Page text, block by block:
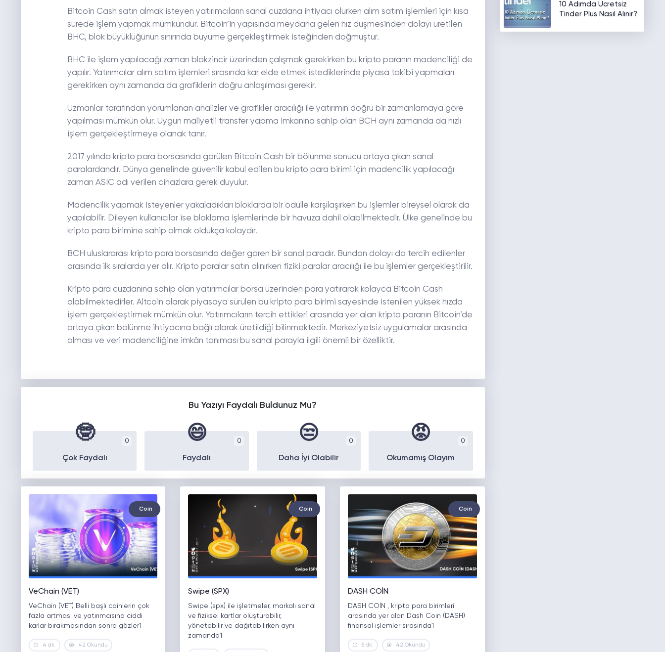
Bitcoin Cash satın almak isteyen yatırımcıların sanal cüzdana ihtiyacı olurken alım satım işlemleri için kısa
sürede işlem yapmak mümkündür. Bitcoin’in yapısında meydana gelen hız düşmesinden dolayı üretilen
BHC, blok büyüklüğünün sınırında büyüme gerçekleştirmek isteğinden doğmuştur.
BHC ile işlem yapılacağı zaman blokzincir üzerinden çalışmak gerekirken bu kripto paranın madenciliği de
yapılır. Yatırımcılar alım satım işlemleri sırasında kar elde etmek istediklerinde piyasa takibi yapmaları
gerekirken aynı zamanda da grafiklerin doğru anlaşılması gerekir.
Uzmanlar tarafından yorumlanan analizler ve grafikler aracılığı ile yatırımın doğru bir zamanlamaya göre
yapılması mümkün olur. Uygun maliyetli transfer yapma imkanına sahip olan BCH aynı zamanda da hızlı
işlem gerçekleştirmeye olanak tanır.
2017 yılında kripto para borsasında görülen Bitcoin Cash bir bölünme sonucu ortaya çıkan sanal
paralardandır. Dünya genelinde güvenilir kabul edilen bu kripto para birimi için madencilik yapılacağı
zaman ASIC adı verilen cihazlara gerek duyulur.
Madencilik yapmak isteyenler yakaladıkları bloklarda bir ödülle karşılaşırken bu işlemler bireysel olarak da
yapılabilir. Dileyen kullanıcılar ise bloklama işlemlerinde bir havuza dahil olabilmektedir. Ülke genelinde bu
kripto para birimine sahip olmak oldukça kolaydır.
BCH uluslararası kripto para borsasında değer gören bir sanal paradır. Bundan dolayı da tercih edilenler
arasında ilk sıralarda yer alır. Kripto paralar satın alınırken fiziki paralar aracılığı ile bu işlemler gerçekleştirilir.
Kripto para cüzdanına sahip olan yatırımcılar borsa üzerinden para yatırarak kolayca Bitcoin Cash
alabilmektedirler. Altcoin olarak piyasaya sürülen bu kripto para birimi sayesinde istenilen yüksek hızda
işlem gerçekleştirmek mümkün olur. Yatırımcıların tercih ettikleri arasında yer alan kripto paranın Bitcoin’de
ortaya çıkan bölünme ihtiyacına bağlı olarak üretildiği bilinmektedir. Merkeziyetsiz uygulamalar arasında
olması ve veri madenciliğine imkân tanıması bu sanal parayla ilgili önemli bir özelliktir.
Bu Yazıyı Faydalı Buldunuz Mu?
0
🤓
Çok Faydalı
0
😄
Faydalı
0
😒
Daha İyi Olabilir
0
😡
Okumamış Olayım
Coin
VeChain (VET)
VeChain (VET) Belli başlı coinlerin çok
fazla artması ve yatırımcısına ciddi
karlar bırakmasından sonra gözler1
4 dk. 42 Okundu
Coin
Swipe (SPX)
Swipe (spx) ile işletmeler, markalı sanal
ve fiziksel kartlar oluşturabilir,
yönetebilir ve dağıtabilirken aynı
zamanda1
Coin
DASH COİN
DASH COİN , kripto para birimleri
arasında yer alan Dash Coin (DASH)
finansal işlemler sırasında1
5 dk. 42 Okundu
10 Adımda Ücretsiz
Tinder Plus Nasıl Alınır?